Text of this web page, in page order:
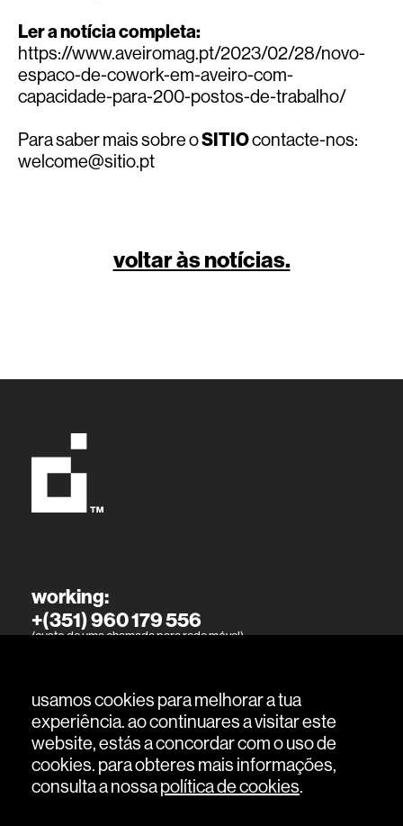
Ler a notícia completa:
https://www.aveiromag.pt/2023/02/28/novo-
espaco-de-cowork-em-aveiro-com-
capacidade-para-200-postos-de-trabalho/
Para saber mais sobre oSITIOcontacte-nos:
welcome@sitio.pt
voltar às notícias.
working:
+(351) 960 179 556
(custo de uma chamada para rede móvel)
+(351) 915 394 886
(custo de uma chamada para rede móvel)
usamos cookies para melhorar a tua
experiência. ao continuares a visitar este
website, estás a concordar com o uso de
cookies. para obteres mais informações,
consulta a nossapolítica de cookies.